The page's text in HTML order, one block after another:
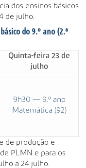
dos ensinos básicos
de julho.
do 9.º ano (2.ª
Quinta-feira 23 de
julho
9h30 — 9.º ano
Matemática (92)
de produção e
PLMN e para os
a 24 julho.